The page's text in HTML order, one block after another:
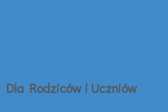
Dla Rodziców i Uczniów